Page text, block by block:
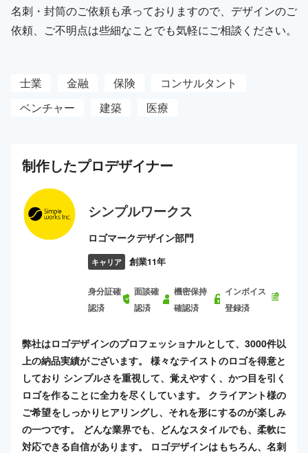
名刺・封筒のご依頼も承っておりますので、デザインのご
依頼、ご不明点は些細なことでも気軽にご相談ください。
士業 金融 保険
コンサルタント
ベンチャー
建築 医療
制作したプロデザイナー
シンプルワークス
ロゴマークデザイン部門
キャリア 創業11年
身分証確
認済
面談確
認済
機密保持
確認済
インボイス
登録済
弊社はロゴデザインのプロフェッショナルとして、3000件以
上の納品実績がございます。 様々なテイストのロゴを得意と
しており シンプルさを重視して、覚えやすく、かつ目を引く
ロゴを作ることに全力を尽くしています。 クライアント様の
ご希望をしっかりヒアリングし、それを形にするのが楽しみ
の一つです。 どんな業界でも、どんなスタイルでも、柔軟に
対応できる自信があります。 ロゴデザインはもちろん、名刺